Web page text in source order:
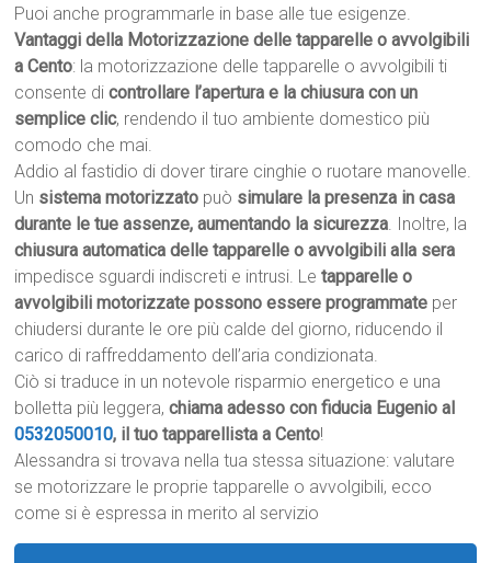
Puoi anche programmarle in base alle tue esigenze.
Vantaggi della Motorizzazione delle tapparelle o avvolgibili
a Cento: la motorizzazione delle tapparelle o avvolgibili ti
consente dicontrollare l’apertura e la chiusura con un
semplice clic, rendendo il tuo ambiente domestico più
comodo che mai.
Addio al fastidio di dover tirare cinghie o ruotare manovelle.
Un sistema motorizzato può simulare la presenza in casa
durante le tue assenze, aumentando la sicurezza. Inoltre, la
chiusura automatica delle tapparelle o avvolgibili alla sera
impedisce sguardi indiscreti e intrusi. Letapparelle o
avvolgibili motorizzate possono essere programmate per
chiudersi durante le ore più calde del giorno, riducendo il
carico di raffreddamento dell’aria condizionata.
Ciò si traduce in un notevole risparmio energetico e una
bolletta più leggera,chiama adesso con fiducia Eugenio al
0532050010, il tuo tapparellista a Cento!
Alessandra si trovava nella tua stessa situazione: valutare
se motorizzare le proprie tapparelle o avvolgibili, ecco
come si è espressa in merito al servizio